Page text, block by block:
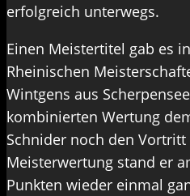
erfolgreich unterwegs.
Einen Meistertitel gab es
Rheinischen
Wintgens aus
kombinierten Wertung
Schnider noch den
Meisterwertung stand er
Punkten wieder einmal